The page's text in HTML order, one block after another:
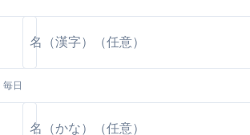
毎日